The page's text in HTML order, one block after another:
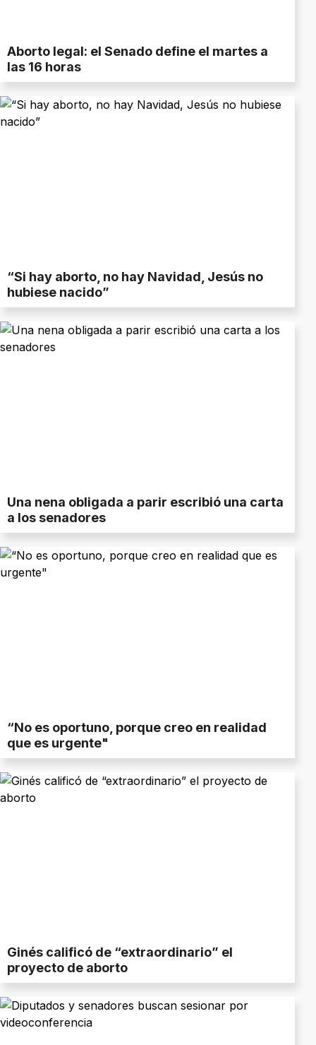
Aborto legal: el Senado define el martes a
las 16 horas
“Si hay aborto, no hay Navidad, Jesús no
hubiese nacido”
Una nena obligada a parir escribió una carta
a los senadores
“No es oportuno, porque creo en realidad
que es urgente"
Ginés calificó de “extraordinario” el
proyecto de aborto